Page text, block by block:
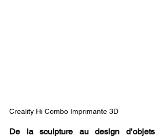
Creality Hi Combo Imprimante 3D
De la sculpture au design d’objets